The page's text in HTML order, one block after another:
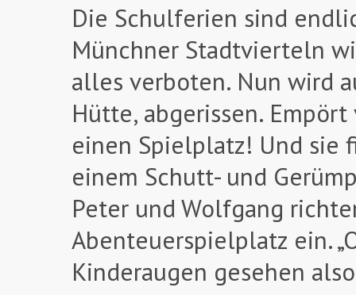
Die Schulferien sind
Münchner Stadtvierteln
alles verboten. Nun wird
Hütte, abgerissen.
einen Spielplatz! Und sie
einem Schutt- und
Peter und Wolfgang
Abenteuerspielplatz ein.
Kinderaugen gesehen